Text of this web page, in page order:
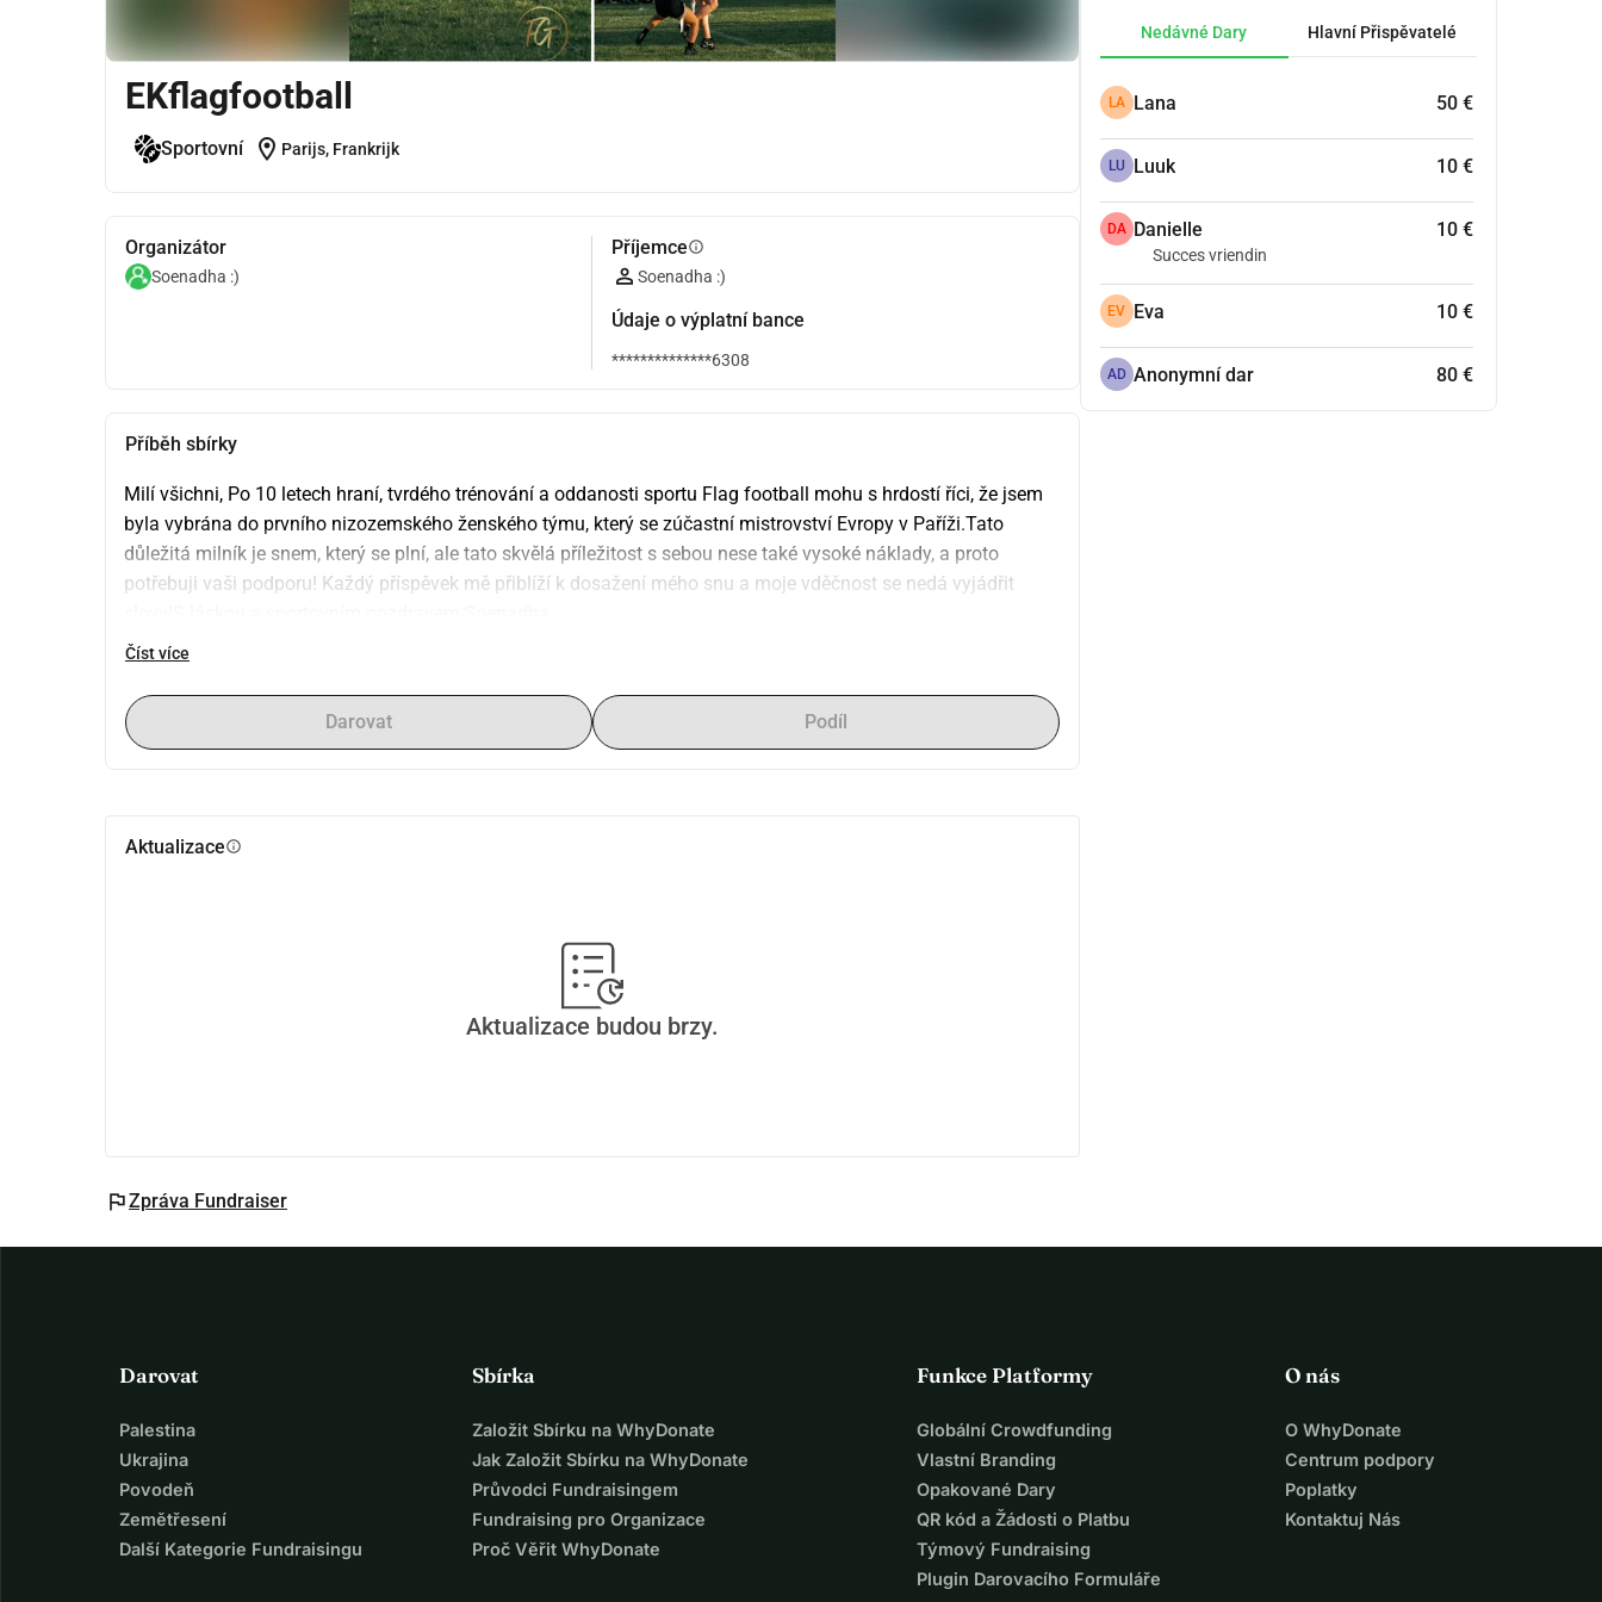
EKflagfootball
Sportovní location_on Parijs, Frankrijk
Organizátor
Soenadha :)
Příjemceinfo
Soenadha :)
Údaje o výplatní bance
**************6308
Příběh sbírky
Milí všichni, Po 10 letech hraní, tvrdého trénování a oddanosti sportu Flag football mohu s hrdostí říci, že jsem
byla vybrána do prvního nizozemského ženského týmu, který se zúčastní mistrovství Evropy v Paříži.Tato
důležitá milník je snem, který se plní, ale tato skvělá příležitost s sebou nese také vysoké náklady, a proto
potřebuji vaši podporu! Každý příspěvek mě přiblíží k dosažení mého snu a moje vděčnost se nedá vyjádřit
Číst více
Darovat Podíl
Aktualizaceinfo
Aktualizace budou brzy.
flagZpráva Fundraiser
Nedávné Dary Hlavní Přispěvatelé
LA Lana 50 €
LU Luuk 10 €
DA Danielle 10 €
Succes vriendin
EV Eva 10 €
AD Anonymní dar 80 €
Darovat
Palestina
Ukrajina
Povodeň
Zemětřesení
Další Kategorie Fundraisingu
Sbírka
Založit Sbírku na WhyDonate
Jak Založit Sbírku na WhyDonate
Průvodci Fundraisingem
Fundraising pro Organizace
Proč Věřit WhyDonate
Funkce Platformy
Globální Crowdfunding
Vlastní Branding
Opakované Dary
QR kód a Žádosti o Platbu
Týmový Fundraising
Plugin Darovacího Formuláře
O nás
O WhyDonate
Centrum podpory
Poplatky
Kontaktuj Nás